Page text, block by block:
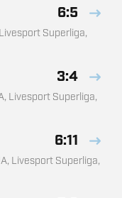
6:5
Livesport Superliga,
3:4
, Livesport Superliga,
6:11
, Livesport Superliga,